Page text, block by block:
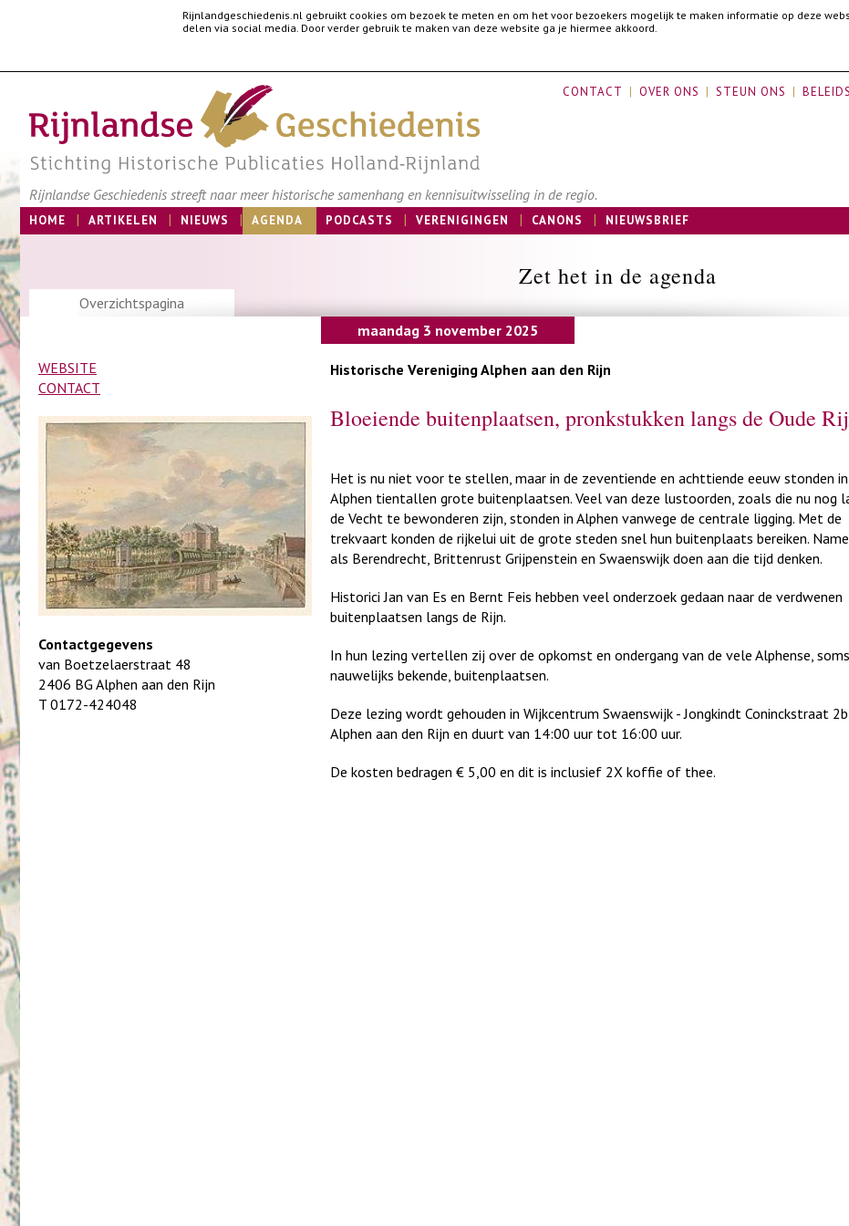
Rijnlandgeschiedenis.nl gebruikt cookies om bezoek te meten en om het voor bezoekers mogelijk te maken informatie op deze
delen via social media. Door verder gebruik te maken van deze website ga je hiermee akkoord.
CONTACT OVER ONS STEUN ONS
Rijnlandse Geschiedenis streeft naar meer historische samenhang en kennisuitwisseling in de regio.
HOME ARTIKELEN NIEUWS AGENDA PODCASTS VERENIGINGEN CANONS NIEUWSBRIEF
Zet het in de agenda
Overzichtspagina
maandag 3 november 2025
WEBSITE
CONTACT
Contactgegevens
van Boetzelaerstraat 48
2406 BG Alphen aan den Rijn
T 0172-424048
Historische Vereniging Alphen aan den Rijn
Bloeiende buitenplaatsen, pronkstukken langs de Oude
Het is nu niet voor te stellen, maar in de zeventiende en achttiende eeuw stonden in
Alphen tientallen grote buitenplaatsen. Veel van deze lustoorden, zoals die nu nog
de Vecht te bewonderen zijn, stonden in Alphen vanwege de centrale ligging. Met de
trekvaart konden de rijkelui uit de grote steden snel hun buitenplaats bereiken.
als Berendrecht, Brittenrust Grijpenstein en Swaenswijk doen aan die tijd denken.
Historici Jan van Es en Bernt Feis hebben veel onderzoek gedaan naar de verdwenen
buitenplaatsen langs de Rijn.
In hun lezing vertellen zij over de opkomst en ondergang van de vele Alphense, soms
nauwelijks bekende, buitenplaatsen.
Deze lezing wordt gehouden in Wijkcentrum Swaenswijk - Jongkindt Coninckstraat
Alphen aan den Rijn en duurt van 14:00 uur tot 16:00 uur.
De kosten bedragen € 5,00 en dit is inclusief 2X koffie of thee.